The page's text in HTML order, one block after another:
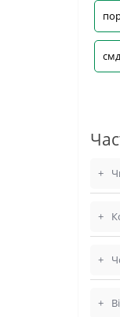
+
+
+
+